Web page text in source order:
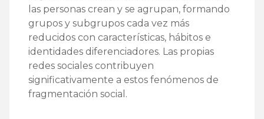
las personas crean y se agrupan, formando
grupos y subgrupos cada vez más
reducidos con características, hábitos e
identidades diferenciadores. Las propias
redes sociales contribuyen
significativamente a estos fenómenos de
fragmentación social.